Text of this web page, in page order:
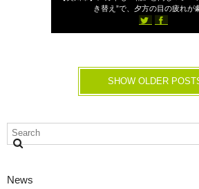
き替え”で、夕方の目の疲れが
SHOW OLDER
News